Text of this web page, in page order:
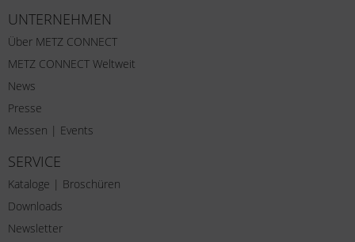
UNTERNEHMEN
Über METZ CONNECT
METZ CONNECT Weltweit
News
Presse
Messen | Events
SERVICE
Kataloge | Broschüren
Downloads
Newsletter